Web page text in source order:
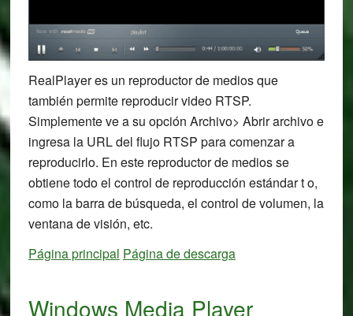
RealPlayer es un reproductor de medios que
también permite reproducir video RTSP.
Simplemente ve a su opción Archivo> Abrir archivo e
ingresa la URL del flujo RTSP para comenzar a
reproducirlo. En este reproductor de medios se
obtiene todo el control de reproducción estándar t o,
como la barra de búsqueda, el control de volumen, la
ventana de visión, etc.
Página principal Página de descarga
Windows Media Player